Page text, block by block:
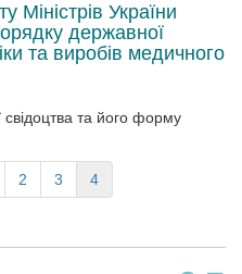
Міністрів України
державної
та виробів медичного
свідоцтва та його форму
2 3 4